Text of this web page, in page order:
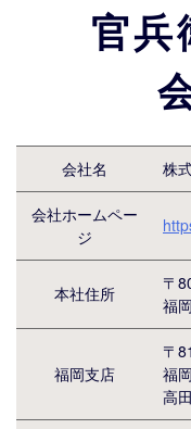
官兵
会社名 株
会社ホームペー
ジ
本社住所
〒
福
福岡支店
〒
福
高